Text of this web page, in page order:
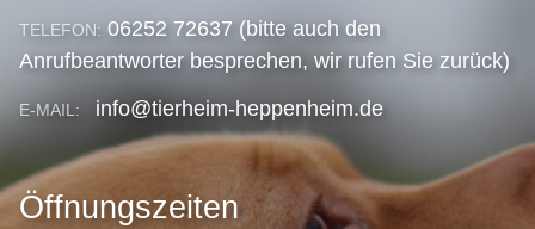
TELEFON: 06252 72637 (bitte auch den
Anrufbeantworter besprechen, wir rufen Sie zurück)
E-MAIL: info@tierheim-heppenheim.de
Öffnungszeiten